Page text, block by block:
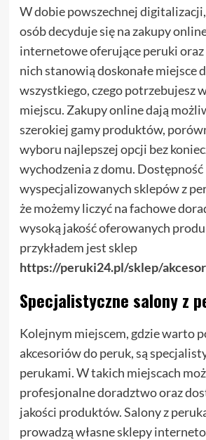
W dobie powszechnej
osób decyduje się na zakupy
internetowe oferujące peruki oraz
nich stanowią doskonałe miejsce
wszystkiego, czego potrzebujesz
miejscu. Zakupy online dają
szerokiej gamy produktów,
wyboru najlepszej opcji bez
wychodzenia z domu. Dostępność
wyspecjalizowanych sklepów z
że możemy liczyć na fachowe
wysoką jakość oferowanych
przykładem jest sklep
https://peruki24.pl/sklep/
Specjalistyczne salony z
Kolejnym miejscem, gdzie warto
akcesoriów do peruk, są
perukami. W takich miejscach
profesjonalne doradztwo oraz
jakości produktów. Salony z
prowadzą własne sklepy